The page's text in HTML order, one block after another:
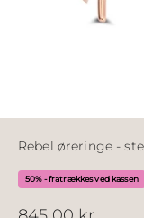
Rebel øreringe -
50% - fratrækkes ved kassen